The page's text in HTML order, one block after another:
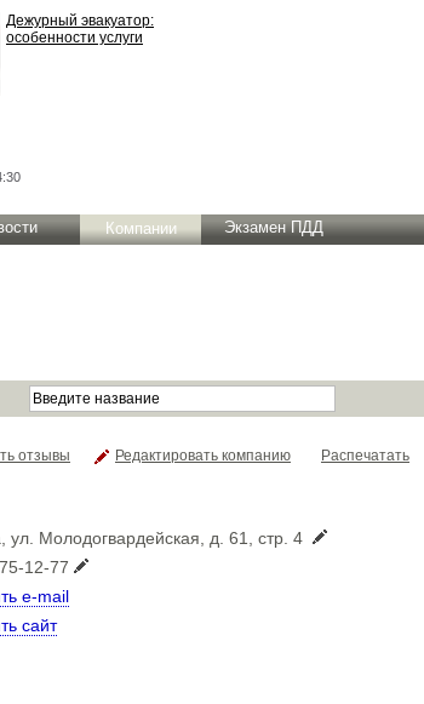
Дежурный эвакуатор:
особенности услуги
Компании Экзамен ПДД
Распечатать
Редактировать компанию
отзывы
ул. Молодогвардейская, д. 61, стр. 4
12-77
e-mail
сайт